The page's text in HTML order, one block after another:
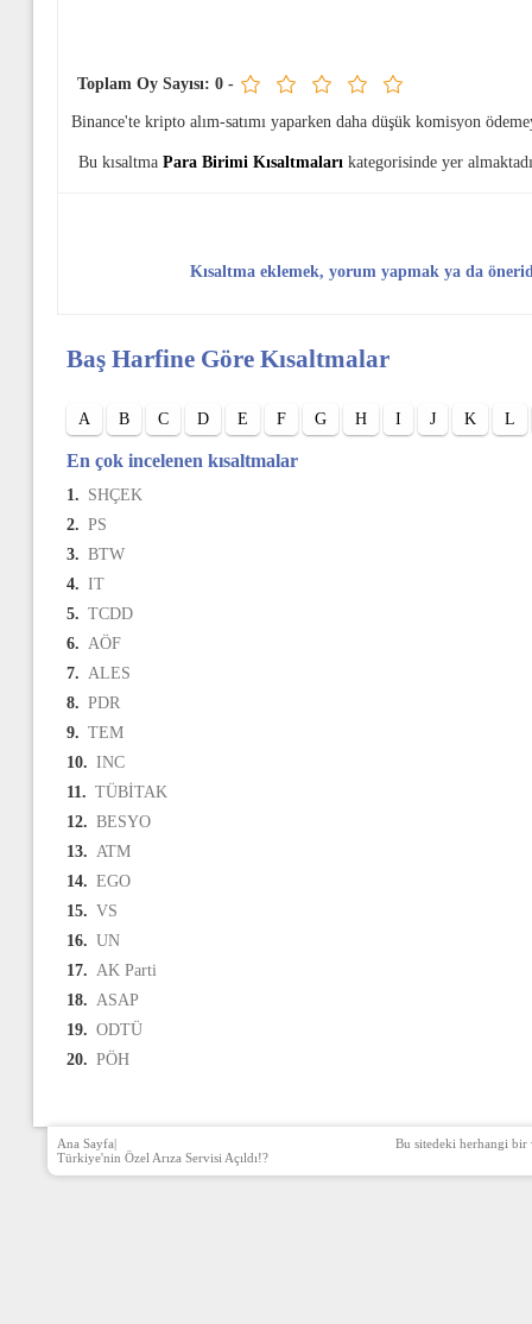
Toplam Oy Sayısı: 0-
Binance'te kripto alım-satımı yaparken daha düşük komisyon
Bu kısaltma Para Birimi Kısaltmaları kategorisinde yer
Kısaltma eklemek, yorum yapmak ya da
Baş Harfine Göre Kısaltmalar
A B C D E F G H I J K L
En çok incelenen kısaltmalar
1. SHÇEK
2. PS
3. BTW
4. IT
5. TCDD
6. AÖF
7. ALES
8. PDR
9. TEM
10. INC
11. TÜBİTAK
12. BESYO
13. ATM
14. EGO
15. VS
16. UN
17. AK Parti
18. ASAP
19. ODTÜ
20. PÖH
Ana Sayfa|
Türkiye'nin Özel Arıza Servisi Açıldı!?
Bu sitedeki herhangi bir